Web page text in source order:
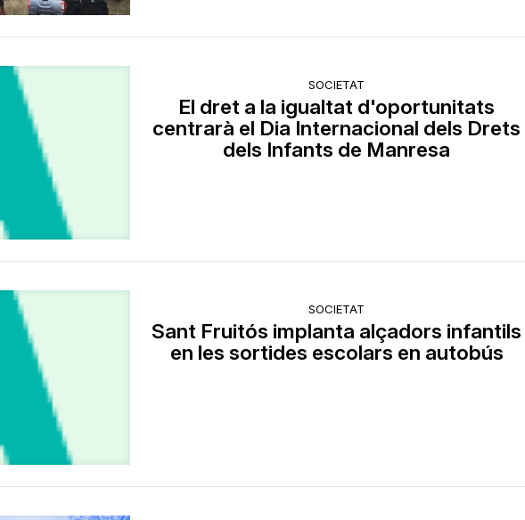
SOCIETAT
El dret a la igualtat d'oportunitats
centrarà el Dia Internacional dels Drets
dels Infants de Manresa
SOCIETAT
Sant Fruitós implanta alçadors infantils
en les sortides escolars en autobús